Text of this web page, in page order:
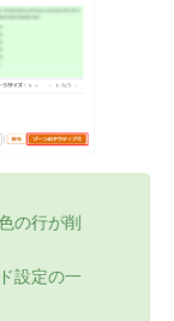
の行が削
設定の一